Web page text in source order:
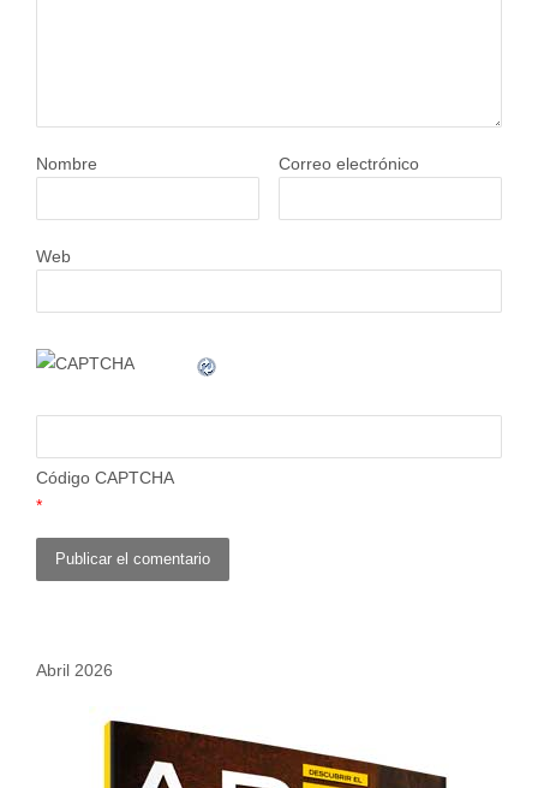
Nombre Correo electrónico
Web
Código CAPTCHA
*
Abril 2026